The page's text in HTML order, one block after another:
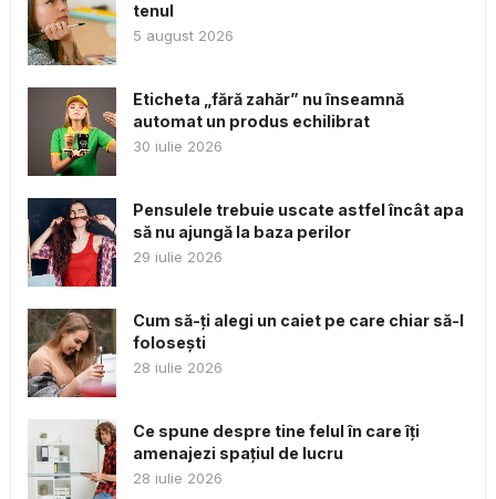
tenul
5 august 2026
Eticheta „fără zahăr” nu înseamnă
automat un produs echilibrat
30 iulie 2026
Pensulele trebuie uscate astfel încât apa
să nu ajungă la baza perilor
29 iulie 2026
Cum să-ți alegi un caiet pe care chiar să-l
folosești
28 iulie 2026
Ce spune despre tine felul în care îți
amenajezi spațiul de lucru
28 iulie 2026